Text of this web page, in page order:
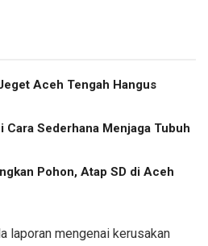
Aceh Tengah Hangus
Cara Sederhana Menjaga Tubuh
Pohon, Atap SD di Aceh
laporan mengenai kerusakan